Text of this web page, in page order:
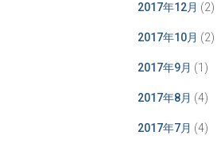
2017年12月 (2)
2017年10月 (2)
2017年9月 (1)
2017年8月 (4)
2017年7月 (4)